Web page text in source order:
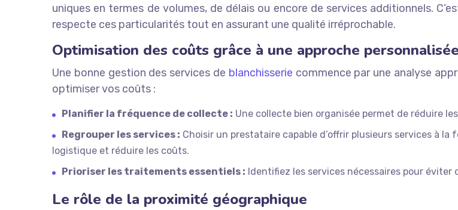
uniques en termes de volumes, de délais ou encore de services additionnels.
respecte ces particularités tout en assurant une qualité irréprochable.
Optimisation des coûts grâce à une approche personnalisée
Une bonne gestion des services de blanchisserie commence par une analyse
optimiser vos coûts :
Planifier la fréquence de collecte : Une collecte bien organisée permet de réduire
Regrouper les services : Choisir un prestataire capable d’offrir plusieurs services à
logistique et réduire les coûts.
Prioriser les traitements essentiels : Identifiez les services nécessaires pour éviter
Le rôle de la proximité géographique